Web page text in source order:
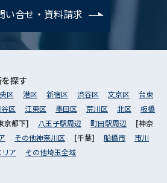
い合せ・資料請求
探す
区 港区 新宿区 渋谷区 文京区
台東
区 江東区 墨田区 荒川区 北区
板橋
京都下] 八王子駅周辺 町田駅周辺
[神奈
その他神奈川区 [千葉] 船橋市
市川
ア その他埼玉全域